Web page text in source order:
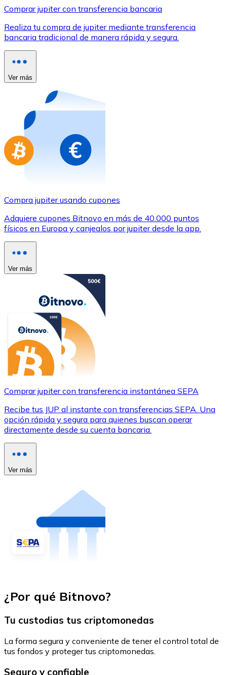
Utiliza tarjetas Visa y Mastercard para comprar
Comprar con tarjeta
Compra tarjetas regalo de tus marcas favoritas con
Ir a la tienda de tarjetas regalo
Comprar jupiter con transferencia bancaria
Realiza tu compra de jupiter mediante transferencia
bancaria tradicional de manera rápida y segura.
Ver más
Compra jupiter usando cupones
Adquiere cupones Bitnovo en más de 40.000 puntos
físicos en Europa y canjealos por jupiter desde la app.
Ver más
Comprar jupiter con transferencia instantánea SEPA
Recibe tus JUP al instante con transferencias SEPA. Una
opción rápida y segura para quienes buscan operar
directamente desde su cuenta bancaria.
Ver más
¿Por qué Bitnovo?
Tu custodias tus criptomonedas
La forma segura y conveniente de tener el control total de
tus fondos y proteger tus criptomonedas.
Seguro y confiable